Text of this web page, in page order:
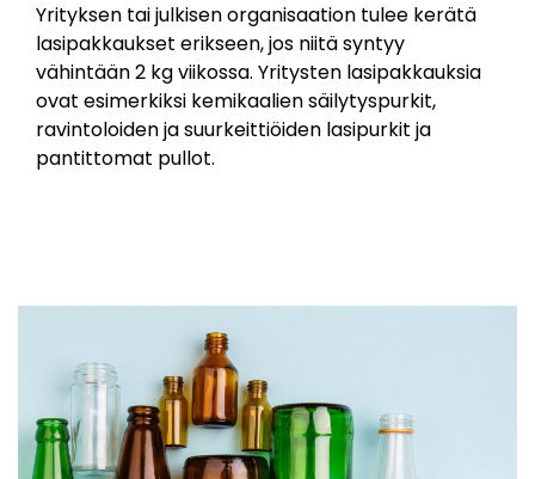
Yrityksen tai julkisen organisaation tulee kerätä
lasipakkaukset erikseen, jos niitä syntyy
vähintään 2 kg viikossa. Yritysten lasipakkauksia
ovat esimerkiksi kemikaalien säilytyspurkit,
ravintoloiden ja suurkeittiöiden lasipurkit ja
pantittomat pullot.